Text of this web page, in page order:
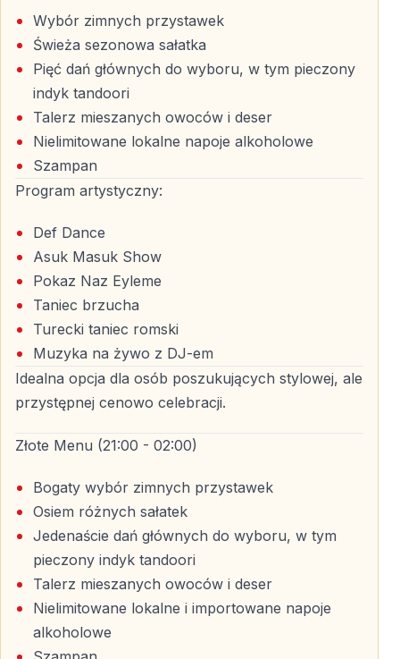
— Taniec brzucha
— Tradycyjne tureckie występy folklorystyczne
Tuż przed północą rozpoczyna się wspólne odliczanie
— a rok 2026 witany jest w wyjątkowej, radosnej
atmosferze na środku Bosforu.
Sylwester między Europą a Azją
Rejs sylwestrowy po Bosforze daje niepowtarzalną
możliwość świętowania Nowego Roku jednocześnie na
dwóch kontynentach. To idealna propozycja dla par,
grup przyjaciół oraz osób, które chcą przeżyć
Sylwestra w Stambule w naprawdę wyjątkowy sposób.
Dla kogo jest ten rejs?
Stambule
— Dla grup przyjaciół, które chcą połączyć zabawę z
elegancją
— Dla turystów odwiedzających Stambuł zimą
Rezerwacja i dostępność miejsc
Wybór zimnych przystawek
Świeża sezonowa sałatka
Pięć dań głównych do wyboru, w tym pieczony
indyk tandoori
Talerz mieszanych owoców i deser
Nielimitowane lokalne napoje alkoholowe
Szampan
Program artystyczny:
Def Dance
Asuk Masuk Show
Pokaz Naz Eyleme
Taniec brzucha
Turecki taniec romski
Muzyka na żywo z DJ-em
Idealna opcja dla osób poszukujących stylowej, ale
przystępnej cenowo celebracji.
Złote Menu (21:00 - 02:00)
Bogaty wybór zimnych przystawek
Osiem różnych sałatek
Jedenaście dań głównych do wyboru, w tym
pieczony indyk tandoori
Talerz mieszanych owoców i deser
Nielimitowane lokalne i importowane napoje
alkoholowe